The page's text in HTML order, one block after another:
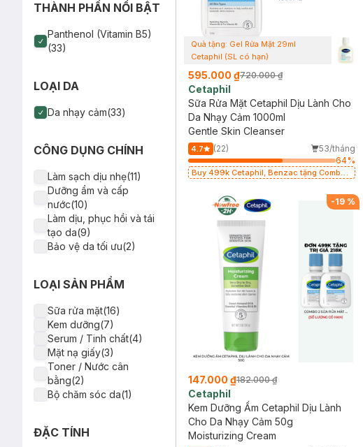
THÀNH PHẦN NỔI BẬT
Panthenol (Vitamin B5)
(33)
LOẠI DA
Da nhạy cảm(33)
CÔNG DỤNG CHÍNH
Làm sạch dịu nhẹ(11)
Dưỡng ẩm và cấp
nước(10)
Làm dịu, phục hồi và tái
tạo da(9)
Bảo vệ da tối ưu(2)
LOẠI SẢN PHẨM
Sữa rửa mặt(16)
Kem dưỡng(7)
Serum / Tinh chất(4)
Mặt nạ giấy(3)
Toner / Nước cân
bằng(2)
Bộ chăm sóc da(1)
ĐẶC TÍNH
Quà tặng: Gel Rửa Mặt 29ml
Cetaphil (SL có hạn)
595.000 ₫720.000 ₫
Cetaphil
Sữa Rửa Mặt Cetaphil Dịu Lành Cho
Da Nhạy Cảm 1000ml
Gentle Skin Cleanser
4.7 (22)
53/tháng
64%
Buy 499k Cetaphil, Benzac tặng Combo
-19%
147.000 ₫182.000 ₫
Cetaphil
Kem Dưỡng Ẩm Cetaphil Dịu Lành
Cho Da Nhạy Cảm 50g
Moisturizing Cream